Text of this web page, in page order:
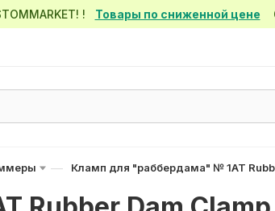
! Товары по сниженной цене
— Кламп для "раббердама" № 1AT